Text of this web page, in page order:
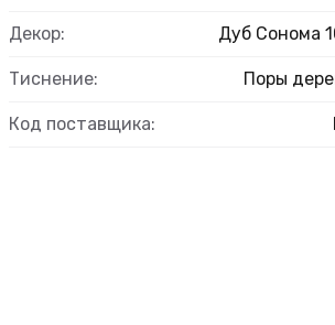
Декор: Дуб Сонома
Тиснение: Поры
Код поставщика: